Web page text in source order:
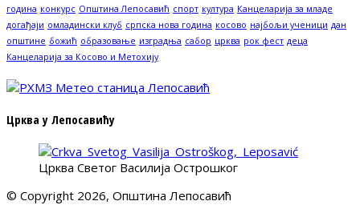
година конкурс Општина Лепосавић спорт култура Канцеларија за младе
догађаји омладински клуб српска нова година косово најбољи ученици дан
општине божић образовање изградња сабор црква рок фест деца
Канцеларија за Косово и Метохију
Црква у Лепосавићу
Црква Светог Василија Острошког
© Copyright 2026, Општина Лепосавић